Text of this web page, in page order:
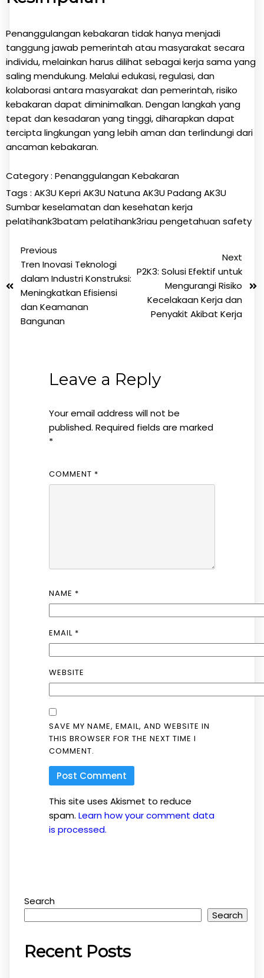
Penanggulangan kebakaran tidak hanya menjadi
tanggung jawab pemerintah atau masyarakat secara
individu, melainkan harus dilihat sebagai kerja sama yang
saling mendukung. Melalui edukasi, regulasi, dan
kolaborasi antara masyarakat dan pemerintah, risiko
kebakaran dapat diminimalkan. Dengan langkah yang
tepat dan kesadaran yang tinggi, diharapkan dapat
tercipta lingkungan yang lebih aman dan terlindungi dari
ancaman kebakaran.
Category : Penanggulangan Kebakaran
Tags : AK3U KepriAK3U NatunaAK3U PadangAK3U
Sumbarkeselamatan dan kesehatan kerja
pelatihank3batampelatihank3riaupengetahuansafety
Previous
Tren Inovasi Teknologi
dalam Industri Konstruksi:
Meningkatkan Efisiensi
dan Keamanan
Bangunan
Next
P2K3: Solusi Efektif untuk
Mengurangi Risiko
Kecelakaan Kerja dan
Penyakit Akibat Kerja
Leave a Reply
Your email address will not be
published. Required fields are marked
*
COMMENT *
NAME *
EMAIL *
WEBSITE
SAVE MY NAME, EMAIL, AND WEBSITE IN
THIS BROWSER FOR THE NEXT TIME I
COMMENT.
This site uses Akismet to reduce
spam. Learn how your comment data
is processed.
Search
Search
Recent Posts